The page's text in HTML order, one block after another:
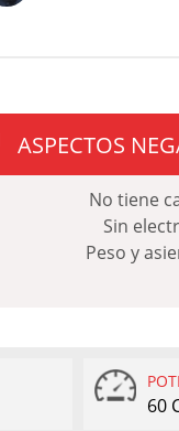
ASPECTOS
No tiene
Sin
Peso y
60